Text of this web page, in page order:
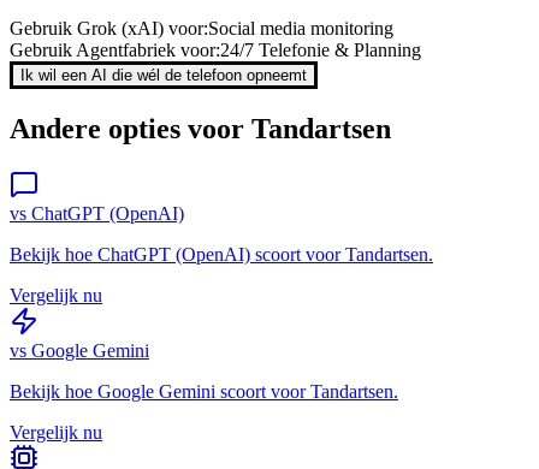
Gebruik Grok (xAI) voor:Social media monitoring
Gebruik Agentfabriek voor:24/7 Telefonie & Planning
Ik wil een AI die wél de telefoon opneemt
Andere opties voor Tandartsen
vs ChatGPT (OpenAI)
Bekijk hoe ChatGPT (OpenAI) scoort voorTandartsen.
Vergelijk nu
vs Google Gemini
Bekijk hoe Google Gemini scoort voorTandartsen.
Vergelijk nu